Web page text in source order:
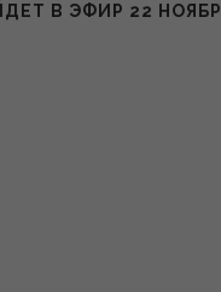
В ЭФИР 22